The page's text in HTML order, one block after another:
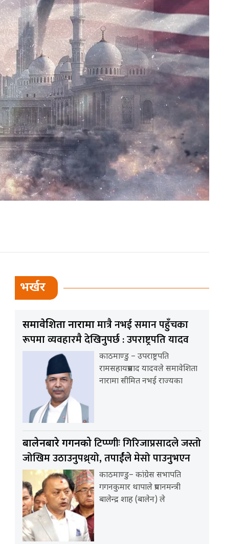
भर्खर
समावेशिता नारामामात्रै नभई समान पहुँचका
रूपमा व्यवहारमै देखिनुपर्छ : उपराष्ट्रपति यादव
काठमाण्डु – उपराष्ट्रपति
रामसहायप्रसाद यादवले समावेशिता
नारामा सीमित नभई राज्यका
बालेनबारे गगनकोटिप्प्णीः गिरिजाप्रसादले जस्तो
जोखिम उठाउनुपथ्र्यो, तपार्ईंले मेसो पाउनुभएन
काठमाण्डु– कांग्रेस सभापति
गगनकुमार थापाले प्रधानमन्त्री
बालेन्द्र शाह (बालेन) ले